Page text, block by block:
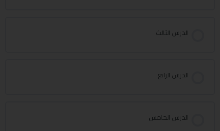
الدرس الثالث
الدرس الرابع
الدرس الخامس